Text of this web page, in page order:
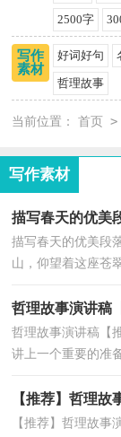
2500字
写作
素材
好词好句
哲理故事
当前位置： 首页 >
写作素材
描写春天的优美
描写春天的优美段
山，仰望着这座苍
天，它...
哲理故事演讲稿
哲理故事演讲稿【
讲上一个重要的准
【推荐】哲理故
【推荐】哲理故